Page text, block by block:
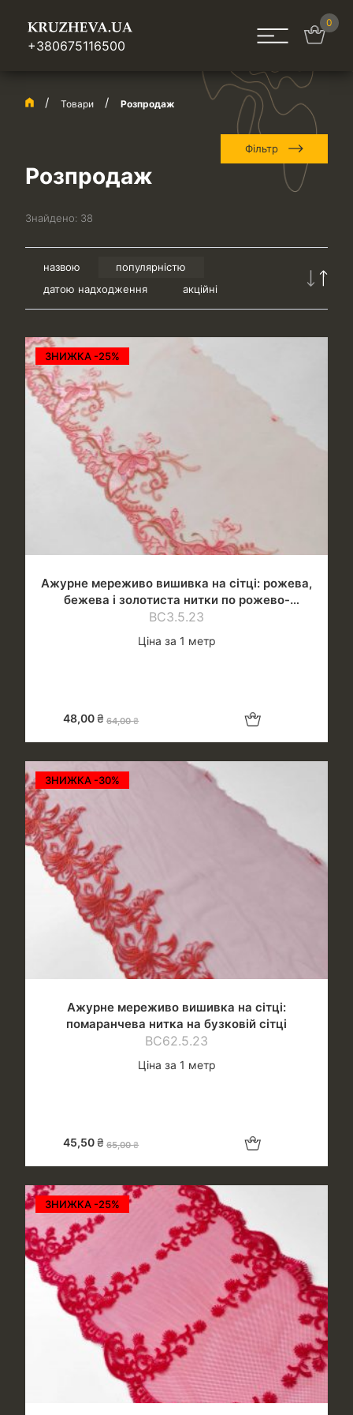
+380675116500
0
Товари Розпродаж
Фільтр
Розпродаж
Знайдено: 38
назвою
популярністю
датою надходження
акційні
ЗНИЖКА -25%
Ажурне мереживо вишивка на сітці: рожева,
бежева і золотиста нитки по рожево-
персиковій сітці
ВС3.5.23
Ціна за 1 метр
64,00₴
48,00₴ Додати в кошик
ЗНИЖКА -30%
Ажурне мереживо вишивка на сітці:
помаранчева нитка на бузковій сітці
ВС62.5.23
Ціна за 1 метр
65,00₴
45,50₴ Додати в кошик
ЗНИЖКА -25%